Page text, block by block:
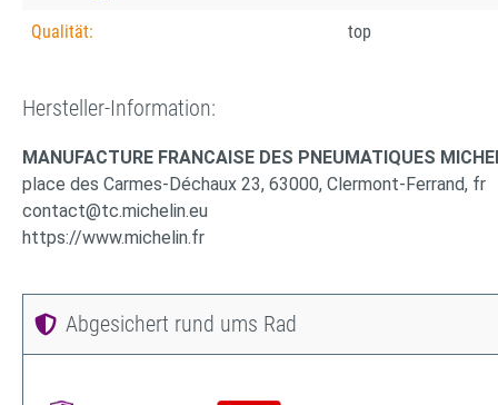
Qualität: top
Hersteller-Information:
MANUFACTURE FRANCAISE DES PNEUMATIQUES
place des Carmes-Déchaux 23, 63000, Clermont-Ferrand, fr
contact@tc.michelin.eu
https://www.michelin.fr
Abgesichert rund ums Rad